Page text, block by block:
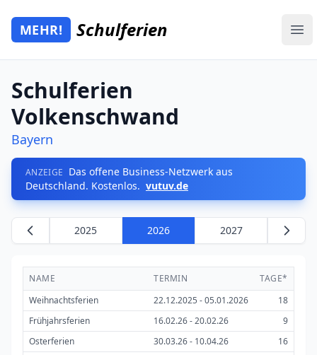
Zum Hauptinhalt springen
Mehr Schulferien
MEHR! Schulferien
Schulferien
Volkenschwand
Bayern
ANZEIGE Das offene Business-Netzwerk aus
Deutschland. Kostenlos. vutuv.de
2025 2026 2027
NAME TERMIN
TAGE*
Weihnachtsferien
22.12.2025 - 05.01.2026
18
Frühjahrsferien
16.02.26 - 20.02.26
9
Osterferien
30.03.26 - 10.04.26
16